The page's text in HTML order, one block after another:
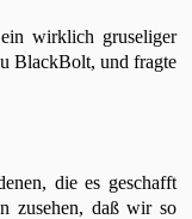
wirklich gruseliger
BlackBolt, und fragte
die es geschafft
zusehen, daß wir so